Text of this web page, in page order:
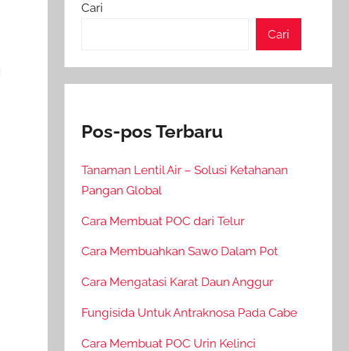
Cari
Cari
Pos-pos Terbaru
Tanaman Lentil Air – Solusi Ketahanan
Pangan Global
Cara Membuat POC dari Telur
Cara Membuahkan Sawo Dalam Pot
Cara Mengatasi Karat Daun Anggur
Fungisida Untuk Antraknosa Pada Cabe
Cara Membuat POC Urin Kelinci